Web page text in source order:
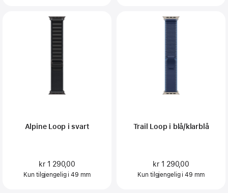
Alpine Loop i svart
kr 1 290,00
Kun tilgjengelig i 49 mm
Trail Loop i blå/klarblå
kr 1 290,00
Kun tilgjengelig i 49 mm